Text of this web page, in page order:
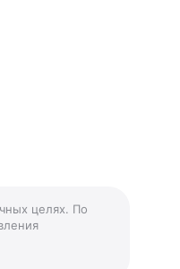
целях. По